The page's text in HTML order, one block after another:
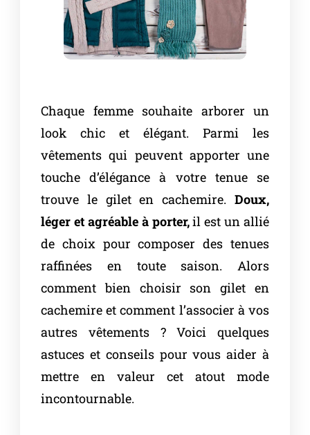
Chaque femme souhaite arborer un
look chic et élégant. Parmi les
vêtements qui peuvent apporter une
touche d’élégance à votre tenue se
trouve le gilet en cachemire. Doux,
léger et agréable à porter,il est un allié
de choix pour composer des tenues
raffinées en toute saison. Alors
comment bien choisir son gilet en
cachemire et comment l’associer à vos
autres vêtements ? Voici quelques
astuces et conseils pour vous aider à
mettre en valeur cet atout mode
incontournable.